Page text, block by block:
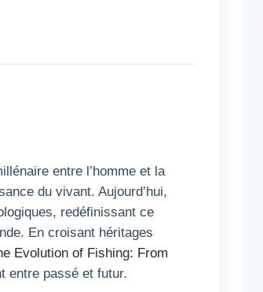
entre l’homme et la
du vivant. Aujourd’hui,
redéfinissant ce
En croisant héritages
Evolution of Fishing: From
entre passé et futur.